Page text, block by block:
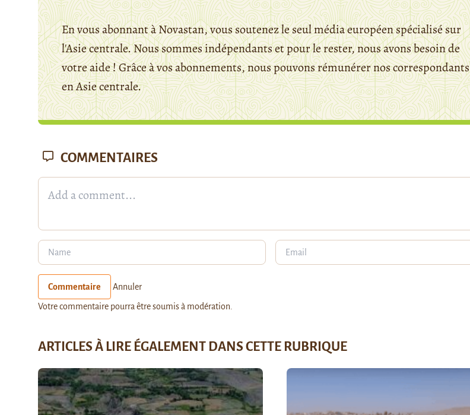
En vous abonnant à Novastan, vous soutenez le seul média européen spécialisé sur
l'Asie centrale. Nous sommes indépendants et pour le rester, nous avons besoin de
votre aide ! Grâce à vos abonnements, nous pouvons rémunérer nos correspondants
en Asie centrale.
COMMENTAIRES
Commentaire Annuler
Votre commentaire pourra être soumis à modération.
ARTICLES À LIRE ÉGALEMENT DANS CETTE RUBRIQUE